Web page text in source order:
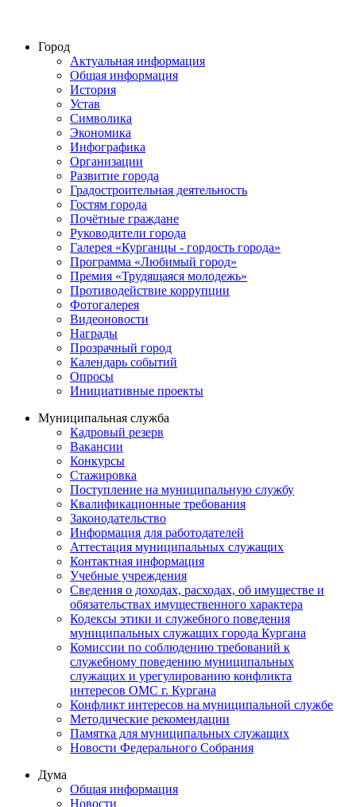
Город
Актуальная информация
Общая информация
История
Устав
Символика
Экономика
Инфографика
Организации
Развитие города
Градостроительная деятельность
Гостям города
Почётные граждане
Руководители города
Галерея «Курганцы - гордость города»
Программа «Любимый город»
Премия «Трудящаяся молодежь»
Противодействие коррупции
Фотогалерея
Видеоновости
Награды
Прозрачный город
Календарь событий
Опросы
Инициативные проекты
Муниципальная служба
Кадровый резерв
Вакансии
Конкурсы
Стажировка
Поступление на муниципальную службу
Квалификационные требования
Законодательство
Информация для работодателей
Аттестация муниципальных служащих
Контактная информация
Учебные учреждения
Сведения о доходах, расходах, об имуществе и
обязательствах имущественного характера
Кодексы этики и служебного поведения
муниципальных служащих города Кургана
Комиссии по соблюдению требований к
служебному поведению муниципальных
служащих и урегулированию конфликта
интересов ОМС г. Кургана
Конфликт интересов на муниципальной службе
Методические рекомендации
Памятка для муниципальных служащих
Новости Федерального Cобрания
Дума
Общая информация
Новости